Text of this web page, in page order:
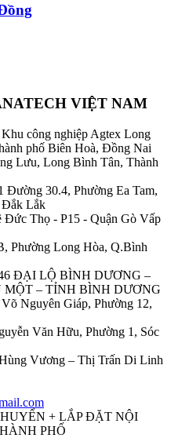
VIỆT NAM
công nghiệp Agtex Long
phố Biên Hoà, Đồng Nai
Lưu, Long Bình Tân, Thành
Đường 30.4, Phường Ea Tam,
Đắk Lắk
Đức Thọ - P15 - Quận Gò Vấp
Phường Long Hòa, Q.Bình
ĐẠI LỘ BÌNH DƯƠNG –
MỘT – TỈNH BÌNH DƯƠNG
Võ Nguyên Giáp, Phường 12,
Văn Hữu, Phường 1, Sóc
Vương – Thị Trấn Di Linh
+ LẮP ĐẶT NỘI
PHỐ